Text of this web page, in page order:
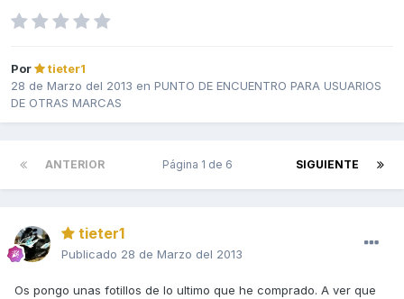
Por
tieter1
28 de Marzo del 2013 en PUNTO DE ENCUENTRO PARA USUARIOS
DE OTRAS MARCAS
ANTERIOR SIGUIENTE
Página 1 de 6
tieter1
Publicado 28 de Marzo del 2013
Os pongo unas fotillos de lo ultimo que he comprado. A ver que